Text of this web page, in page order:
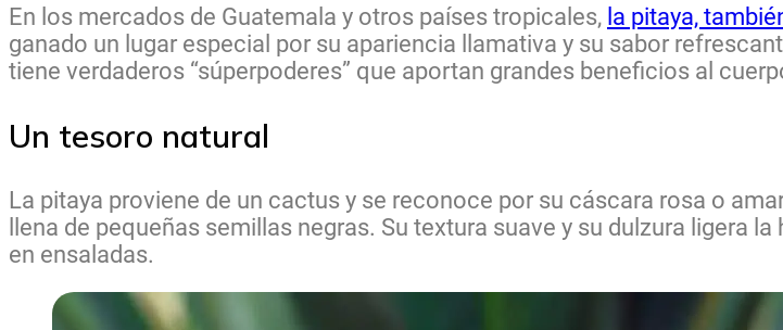
En los mercados de Guatemala y otros países tropicales, la pitaya,
ganado un lugar especial por su apariencia llamativa y su sabor
tiene verdaderos “súperpoderes” que aportan grandes beneficios al
Un tesoro natural
La pitaya proviene de un cactus y se reconoce por su cáscara rosa o
llena de pequeñas semillas negras. Su textura suave y su dulzura ligera
en ensaladas.